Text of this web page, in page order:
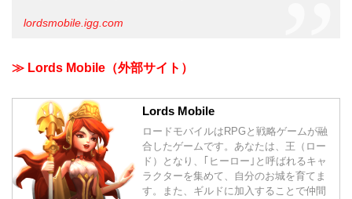
lordsmobile.igg.com
≫ Lords Mobile（外部サイト）
Lords Mobile
ロードモバイルはRPGと戦略ゲームが融
合したゲームです。あなたは、王（ロー
ド）となり、｢ヒーロー｣と呼ばれるキャ
ラクターを集めて、自分のお城を育てま
す。また、ギルドに加入することで仲間